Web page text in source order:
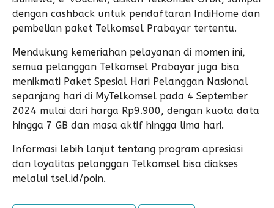
dengan cashback untuk pendaftaran IndiHome dan
pembelian paket Telkomsel Prabayar tertentu.
Mendukung kemeriahan pelayanan di momen ini,
semua pelanggan Telkomsel Prabayar juga bisa
menikmati Paket Spesial Hari Pelanggan Nasional
sepanjang hari di MyTelkomsel pada 4 September
2024 mulai dari harga Rp9.900, dengan kuota data
hingga 7 GB dan masa aktif hingga lima hari.
Informasi lebih lanjut tentang program apresiasi
dan loyalitas pelanggan Telkomsel bisa diakses
melalui tsel.id/poin.